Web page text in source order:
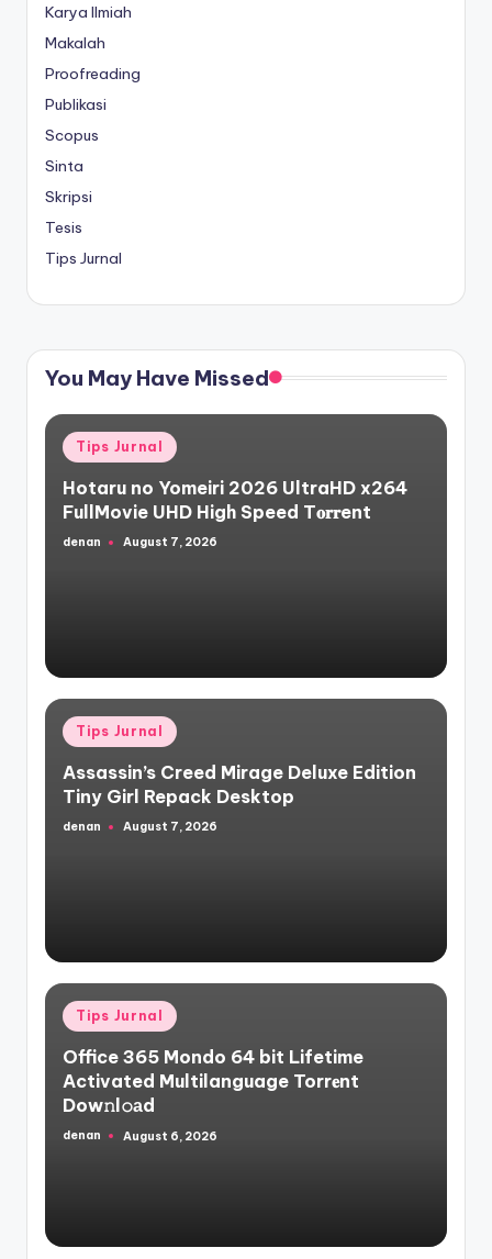
Karya Ilmiah
Makalah
Proofreading
Publikasi
Scopus
Sinta
Skripsi
Tesis
Tips Jurnal
You May Have Missed
Posted
in
Tips Jurnal
Hotaru no Yomeiri 2026 UltraHD x264
FullMovie UHD High Speed T𝐨𝐫𝐫ent
Posted
denan August 7, 2026
Posted
in
Tips Jurnal
Assassin’s Creed Mirage Deluxe Edition
Tiny Girl Repack Desktop
Posted
denan August 7, 2026
Posted
in
Tips Jurnal
Office 365 Mondo 64 bit Lifetime
Activated Multilanguage Torr𝐞nt
Dow𝚗l𝚘аd
Posted
denan August 6, 2026